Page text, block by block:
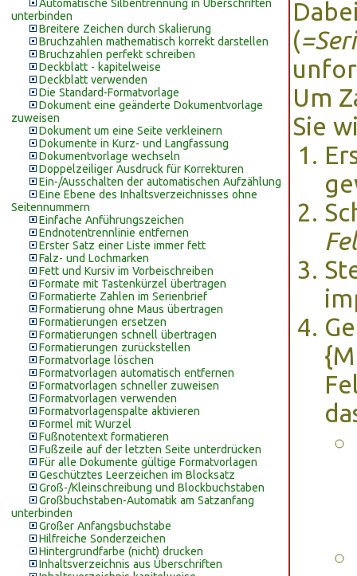
Automatische Silbentrennung in Überschriften
unterbinden
Breitere Zeichen durch Skalierung
Bruchzahlen mathematisch korrekt darstellen
Bruchzahlen perfekt schreiben
Deckblatt - kapitelweise
Deckblatt verwenden
Die Standard-Formatvorlage
Dokument eine geänderte Dokumentvorlage
zuweisen
Dokument um eine Seite verkleinern
Dokumente in Kurz- und Langfassung
Dokumentvorlage wechseln
Doppelzeiliger Ausdruck für Korrekturen
Ein-/Ausschalten der automatischen Aufzählung
Eine Ebene des Inhaltsverzeichnisses ohne
Seitennummern
Einfache Anführungszeichen
Endnotentrennlinie entfernen
Erster Satz einer Liste immer fett
Falz- und Lochmarken
Fett und Kursiv im Vorbeischreiben
Formate mit Tastenkürzel übertragen
Formatierte Zahlen im Serienbrief
Formatierung ohne Maus übertragen
Formatierungen ersetzen
Formatierungen schnell übertragen
Formatierungen zurückstellen
Formatvorlage löschen
Formatvorlagen automatisch entfernen
Formatvorlagen schneller zuweisen
Formatvorlagen verwenden
Formatvorlagenspalte aktivieren
Formel mit Wurzel
Fußnotentext formatieren
Fußzeile auf der letzten Seite unterdrücken
Für alle Dokumente gültige Formatvorlagen
Geschütztes Leerzeichen im Blocksatz
Groß-/Kleinschreibung und Blockbuchstaben
Großbuchstaben-Automatik am Satzanfang
unterbinden
Großer Anfangsbuchstabe
Hilfreiche Sonderzeichen
Hintergrundfarbe (nicht) drucken
Inhaltsverzeichnis aus Überschriften
(
Um
Sie